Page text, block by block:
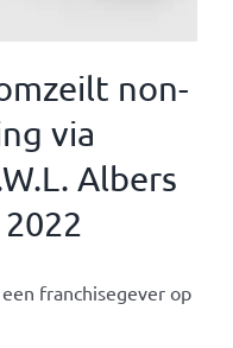
non-
via
Albers
franchisegever op